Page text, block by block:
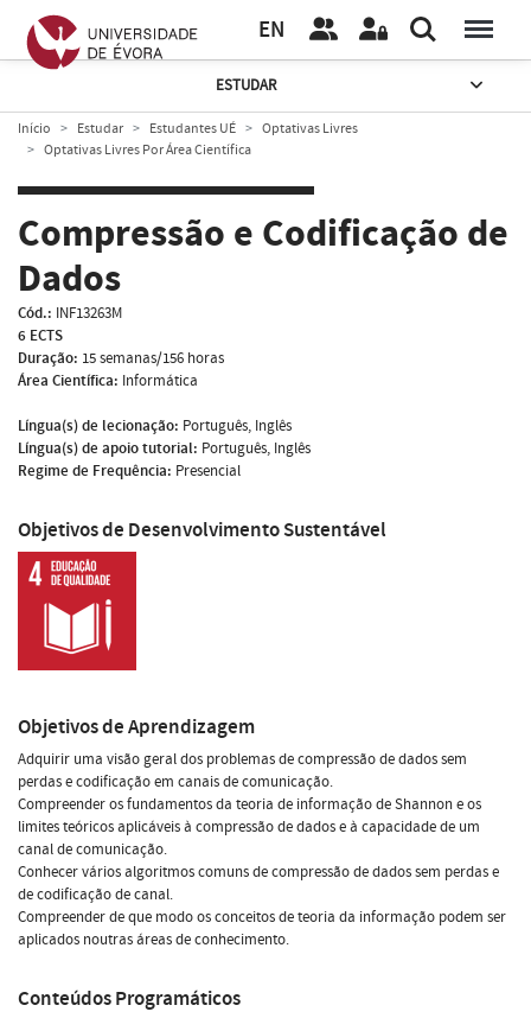
EN
ESTUDAR
Início Estudar Estudantes UÉ
Optativas Livres
Optativas Livres Por Área Científica
Compressão e Codificação de
Dados
Cód.: INF13263M
6 ECTS
Duração: 15 semanas/156 horas
Área Científica: Informática
Língua(s) de lecionação: Português, Inglês
Língua(s) de apoio tutorial: Português, Inglês
Regime de Frequência: Presencial
Objetivos de Desenvolvimento Sustentável
Objetivos de Aprendizagem
Adquirir uma visão geral dos problemas de compressão de dados sem
perdas e codificação em canais de comunicação.
Compreender os fundamentos da teoria de informação de Shannon e os
limites teóricos aplicáveis à compressão de dados e à capacidade de um
canal de comunicação.
Conhecer vários algoritmos comuns de compressão de dados sem perdas e
de codificação de canal.
Compreender de que modo os conceitos de teoria da informação podem ser
aplicados noutras áreas de conhecimento.
Conteúdos Programáticos